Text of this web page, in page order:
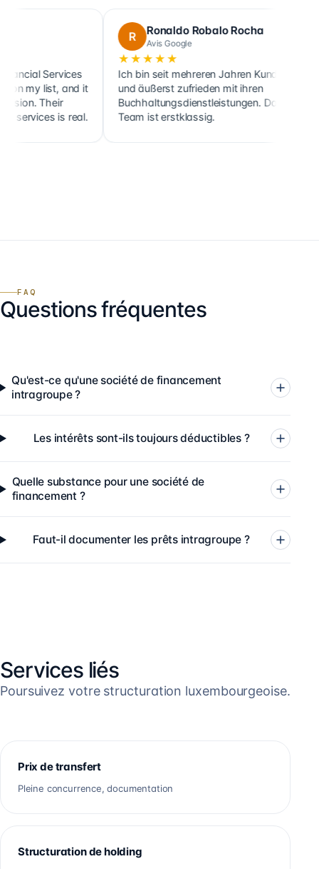
Services
list, and it
Their
is real.
Ronaldo Robalo Rocha
Avis Google
★★★★★
Ich bin seit mehreren Jahren Kunde
und äußerst zufrieden mit ihren
Buchhaltungsdienstleistungen. Das
Team ist erstklassig.
FAQ
Questions fréquentes
Qu'est-ce qu'une société de financement
intragroupe ?
Les intérêts sont-ils toujours déductibles ?
Quelle substance pour une société de
financement ?
Faut-il documenter les prêts intragroupe ?
Services liés
Poursuivez votre structuration luxembourgeoise.
Prix de transfert
Pleine concurrence, documentation
Structuration de holding